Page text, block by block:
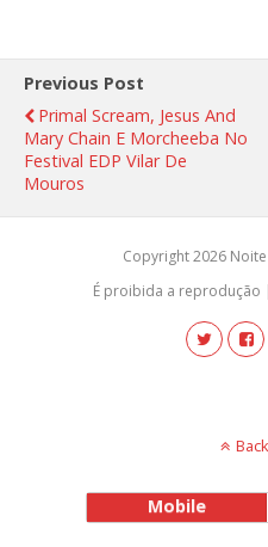
Previous Post
Primal Scream, Jesus And
Mary Chain E Morcheeba No
Festival EDP Vilar De
Mouros
Copyright 2026
É proibida a reprodução |
Mobile